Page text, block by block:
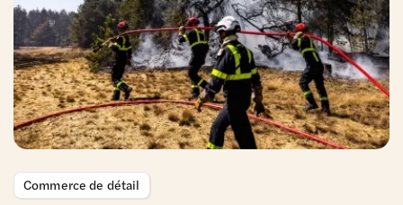
Commerce de détail